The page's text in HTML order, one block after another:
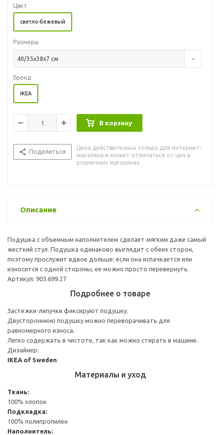
Цвет
светло-бежевый
Размеры
40/35x38x7 см
Бренд
IKEA
В корзину
Поделиться
Цена действительна только для интернет-
магазина и может отличаться от цен в
розничных магазинах
Описание
Подушка с объемным наполнителем сделает мягким даже самый
жесткий стул. Подушка одинаково выглядит с обеих сторон,
поэтому прослужит вдвое дольше: если она испачкается или
износится с одной стороны, ее можно просто перевернуть.
Артикул: 903.699.27
Подробнее о товаре
Застежки-липучки фиксируют подушку.
Двустороннюю подушку можно переворачивать для
равномерного износа.
Легко содержать в чистоте, так как можно стирать в машине.
Дизайнер:
IKEA of Sweden
Материалы и уход
Ткань:
100% хлопок
Подкладка:
100% полипропилен
Наполнитель: